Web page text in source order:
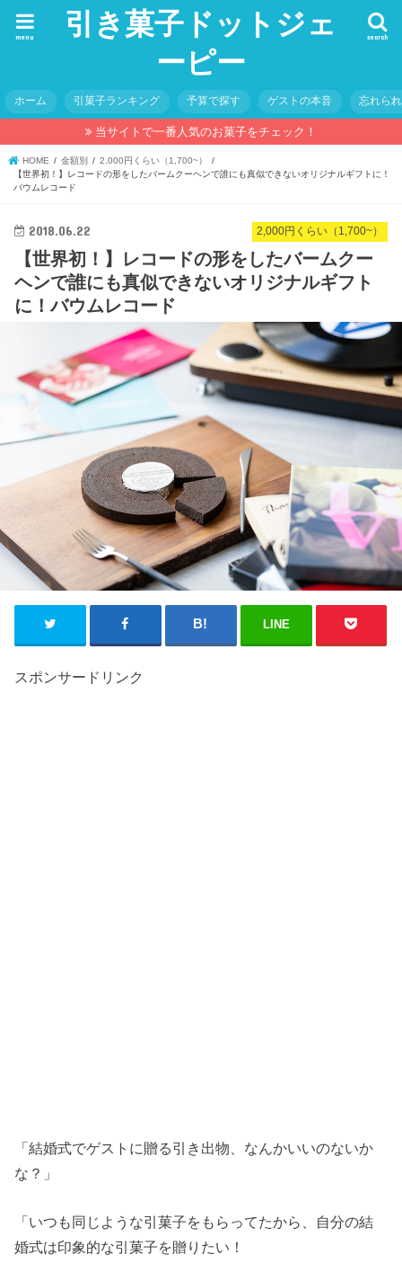
引き菓子ドットジェ
ーピー
search
menu
ホーム 引菓子ランキング 予算で探す ゲストの本音 忘れら
当サイトで一番人気のお菓子をチェック！
HOME 金額別
2,000円くらい（1,700~）
【世界初！】レコードの形をしたバームクーヘンで誰にも真似できないオリジナルギフトに！
バウムレコード
2,000円くらい（1,700~）
2018.06.22
【世界初！】レコードの形をしたバームクー
ヘンで誰にも真似できないオリジナルギフト
に！バウムレコード
LINE
スポンサードリンク
「結婚式でゲストに贈る引き出物、なんかいいのないか
な？」
「いつも同じような引菓子をもらってたから、自分の結
婚式は印象的な引菓子を贈りたい！